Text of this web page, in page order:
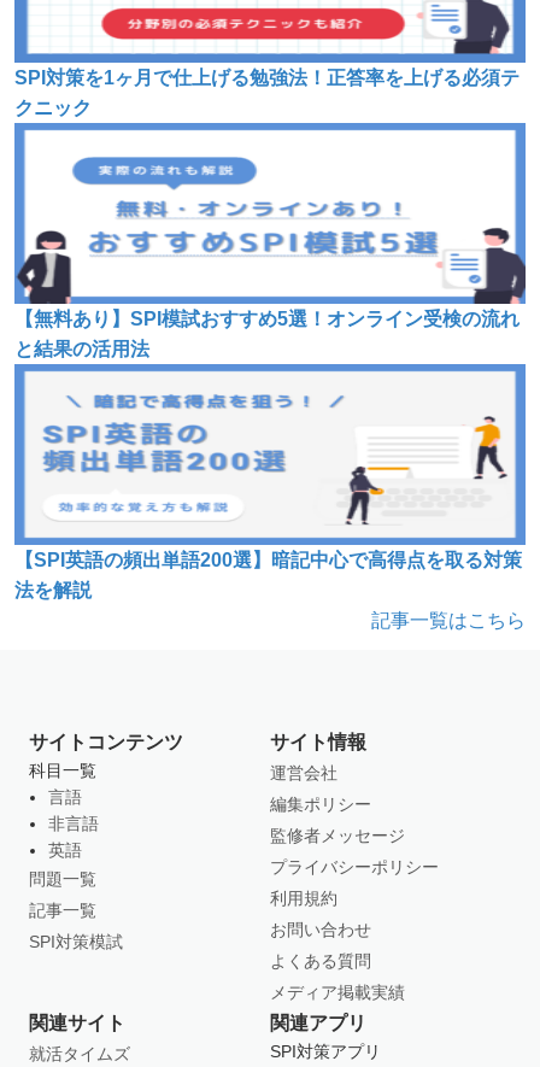
SPI対策を1ヶ月で仕上げる勉強法！正答率を上げる必須テ
クニック
【無料あり】SPI模試おすすめ5選！オンライン受検の流れ
と結果の活用法
【SPI英語の頻出単語200選】暗記中心で高得点を取る対策
法を解説
記事一覧はこちら
サイトコンテンツ
科目一覧
言語
非言語
英語
問題一覧
記事一覧
SPI対策模試
サイト情報
運営会社
編集ポリシー
監修者メッセージ
プライバシーポリシー
利用規約
お問い合わせ
よくある質問
メディア掲載実績
関連サイト
就活タイムズ
関連アプリ
SPI対策アプリ